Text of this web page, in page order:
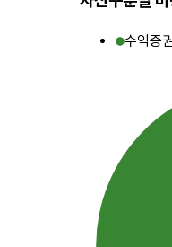
수익증